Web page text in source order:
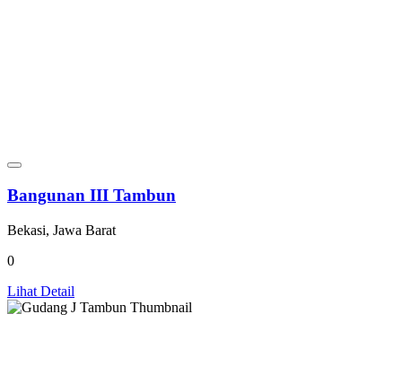
Bangunan III Tambun
Bekasi, Jawa Barat
0
Lihat Detail